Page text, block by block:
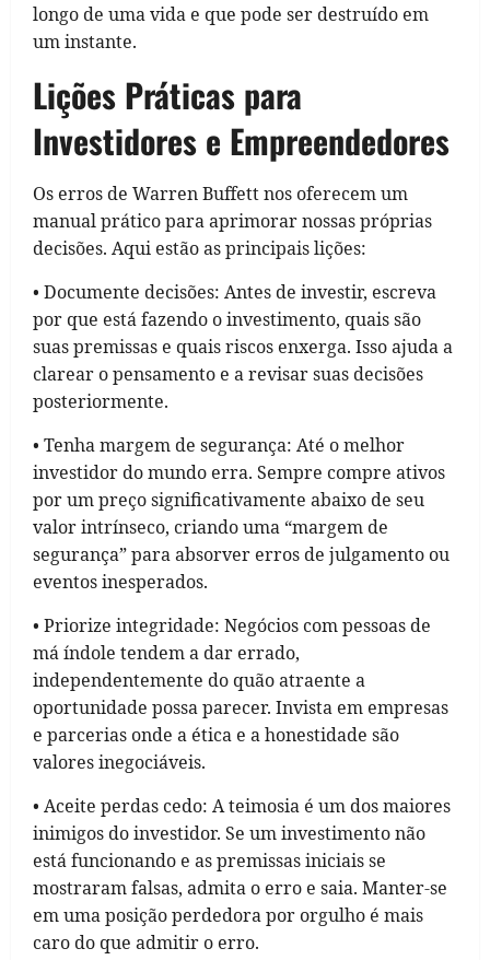
longo de uma vida e que pode ser destruído em
um instante.
Lições Práticas para
Investidores e Empreendedores
Os erros de Warren Buffett nos oferecem um
manual prático para aprimorar nossas próprias
decisões. Aqui estão as principais lições:
• Documente decisões: Antes de investir, escreva
por que está fazendo o investimento, quais são
suas premissas e quais riscos enxerga. Isso ajuda a
clarear o pensamento e a revisar suas decisões
posteriormente.
• Tenha margem de segurança: Até o melhor
investidor do mundo erra. Sempre compre ativos
por um preço significativamente abaixo de seu
valor intrínseco, criando uma “margem de
segurança” para absorver erros de julgamento ou
eventos inesperados.
• Priorize integridade: Negócios com pessoas de
má índole tendem a dar errado,
independentemente do quão atraente a
oportunidade possa parecer. Invista em empresas
e parcerias onde a ética e a honestidade são
valores inegociáveis.
• Aceite perdas cedo: A teimosia é um dos maiores
inimigos do investidor. Se um investimento não
está funcionando e as premissas iniciais se
mostraram falsas, admita o erro e saia. Manter-se
em uma posição perdedora por orgulho é mais
caro do que admitir o erro.